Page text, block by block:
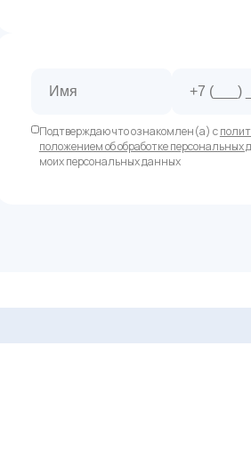
Подтверждаю что ознакомлен(а) с
положением об обработке персональных
моих персональных данных